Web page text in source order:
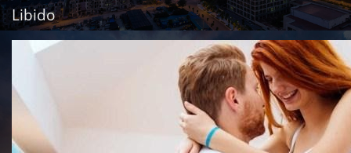
Libido